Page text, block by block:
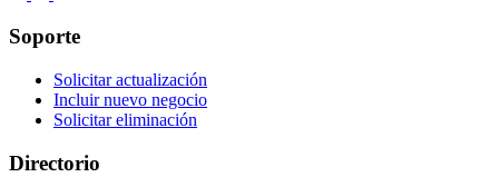
Soporte
Solicitar actualización
Incluir nuevo negocio
Solicitar eliminación
Directorio